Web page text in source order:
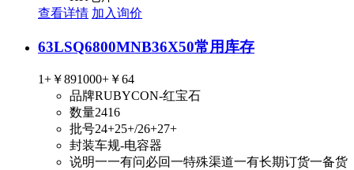
查看详情 加入询价
63LSQ6800MNB36X50常用库存
1+ ￥891000+ ￥64
品牌RUBYCON-红宝石
数量2416
批号24+25+/26+27+
封装车规-电容器
说明一一有问必回一特殊渠道一有长期订货一备货